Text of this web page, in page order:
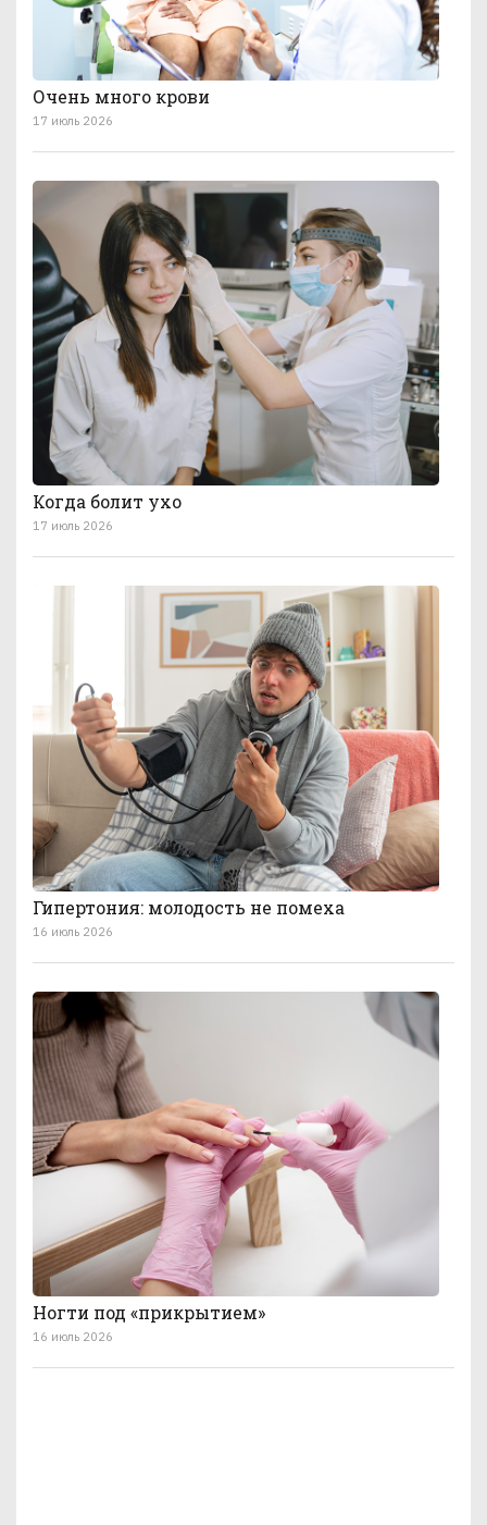
Очень много крови
17 июль 2026
Когда болит ухо
17 июль 2026
Гипертония: молодость не помеха
16 июль 2026
Ногти под «прикрытием»
16 июль 2026